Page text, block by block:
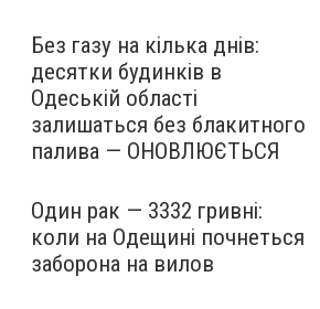
Без газу на кілька днів:
десятки будинків в
Одеській області
залишаться без блакитного
палива — ОНОВЛЮЄТЬСЯ
Один рак — 3332 гривні:
коли на Одещині почнеться
заборона на вилов